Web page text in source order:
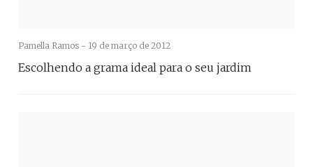
Pamella Ramos - 19 de março de 2012
Escolhendo a grama ideal para o seu jardim